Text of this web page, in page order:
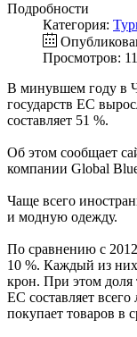
Подробности
Категория:
Просмотров:
В минувшем году в
государств ЕС
составляет 51 %.
Об этом сообщает
компании Global
Чаще всего
и модную одежду.
По сравнению с
10 %. Каждый из
крон. При этом доля
ЕС составляет
покупает товаров в